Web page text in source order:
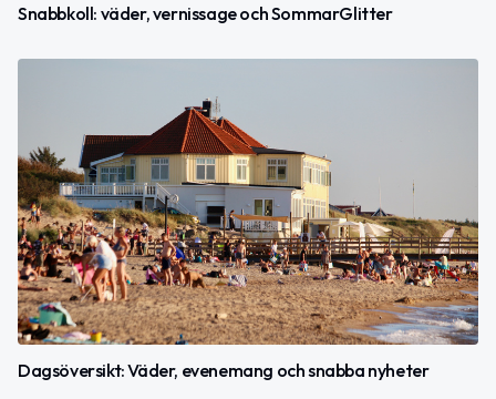
Snabbkoll: väder, vernissage och SommarGlitter
Dagsöversikt: Väder, evenemang och snabba nyheter